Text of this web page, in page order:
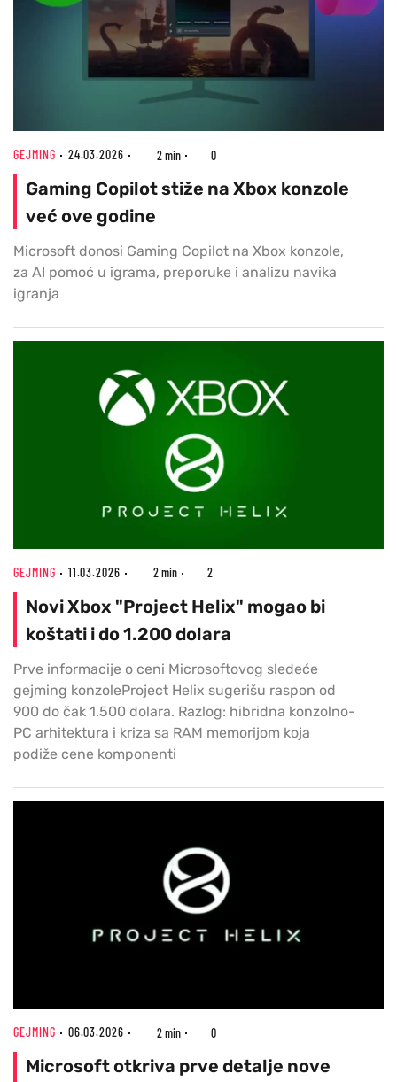
GEJMING 24.03.2026 2 min 0
Gaming Copilot stiže na Xbox konzole
već ove godine
Microsoft donosi Gaming Copilot na Xbox konzole,
za AI pomoć u igrama, preporuke i analizu navika
igranja
GEJMING 11.03.2026 2 min 2
Novi Xbox "Project Helix" mogao bi
koštati i do 1.200 dolara
Prve informacije o ceni Microsoftovog sledeće
gejming konzoleProject Helix sugerišu raspon od
900 do čak 1.500 dolara. Razlog: hibridna konzolno-
PC arhitektura i kriza sa RAM memorijom koja
podiže cene komponenti
GEJMING 06.03.2026 2 min 0
Microsoft otkriva prve detalje nove